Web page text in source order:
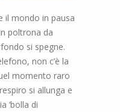
il mondo in pausa
poltrona da
si spegne.
non c’è la
momento raro
si allunga e
‘bolla di